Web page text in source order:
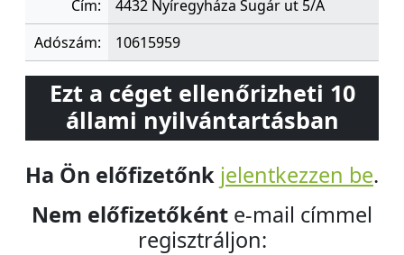
Cím:
4432 Nyíregyháza Sugár ut 5/A
Adószám:
10615959
Ezt a céget ellenőrizheti 10
állami nyilvántartásban
Ha Ön előfizetőnk jelentkezzen be.
Nem előfizetőként e-mail címmel
regisztráljon: